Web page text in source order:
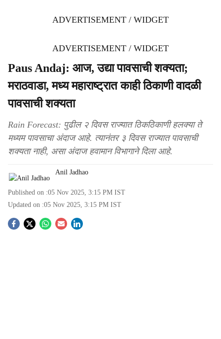
ADVERTISEMENT / WIDGET
ADVERTISEMENT / WIDGET
Paus Andaj: आज, उद्या पावसाची शक्यता;
मराठवाडा, मध्य महाराष्ट्रात काही ठिकाणी वादळी
पावसाची शक्यता
Rain Forecast: पुढील २ दिवस राज्यात ठिकठिकाणी हलक्या ते
मध्यम पावसाचा अंदाज आहे. त्यानंतर ३ दिवस राज्यात पावसाची
शक्यता नाही, असा अंदाज हवामान विभागाने दिला आहे.
Anil Jadhao
Published on :05 Nov 2025, 3:15 PM IST
Updated on :05 Nov 2025, 3:15 PM IST
S